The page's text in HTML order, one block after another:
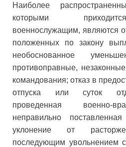
Наиболее
которыми
военнослужащим, являются
положенных по закону
необоснованное
противоправные,
командования; отказ в
отпуска или суток
проведенная военно-
неправильно
уклонение от
последующим увольнением